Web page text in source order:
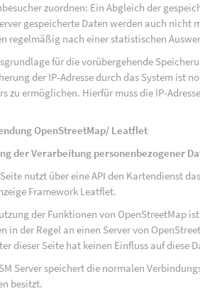
zuordnen: Ein Abgleich der
gespeicherte Daten werden auch nicht
regelmäßig nach einer statistischen
für die vorübergehende
der IP-Adresse durch das System ist
zu ermöglichen. Hierfür muss die IP-
OpenStreetMap/ Leatflet
der Verarbeitung personenbezogener
nutzt über eine API den Kartendienst
Framework Leatflet.
der Funktionen von OpenStreetMap
in der Regel an einen Server von
dieser Seite hat keinen Einfluss auf diese
Server speichert die normalen
besitzt.